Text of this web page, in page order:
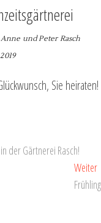
Anne und Peter Rasch
Sie heiraten!
der Gärtnerei Rasch!
Weiter